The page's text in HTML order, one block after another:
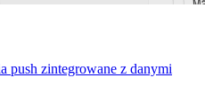
push zintegrowane z danymi